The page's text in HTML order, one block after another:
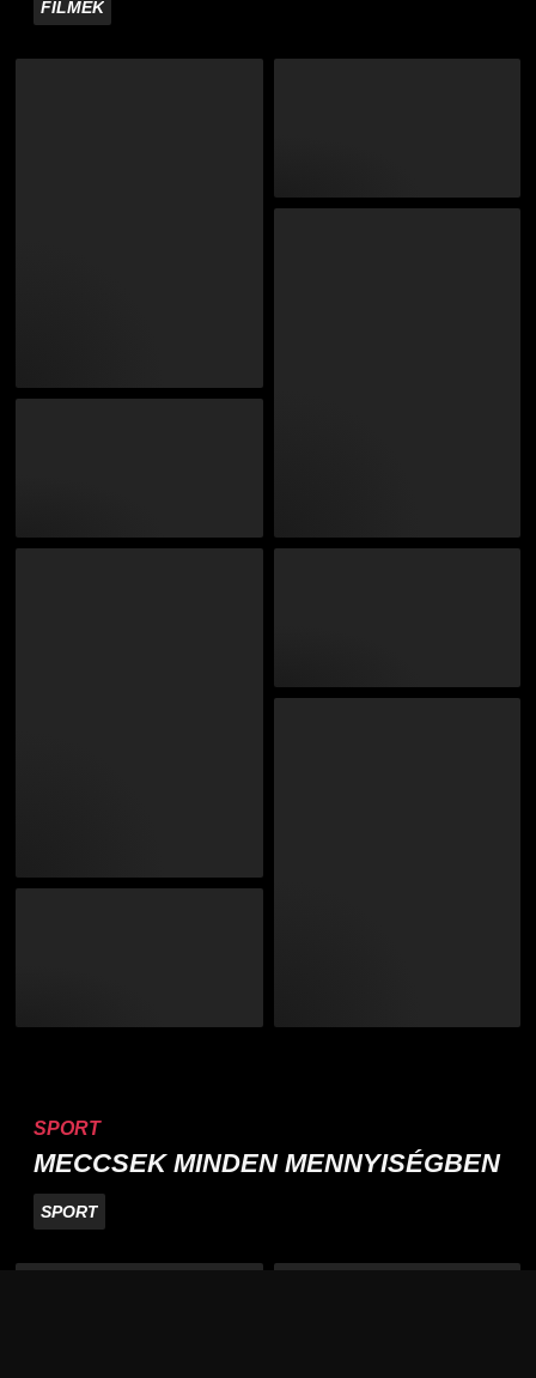
FILMEK
SPORT
MECCSEK MINDEN MENNYISÉGBEN
SPORT